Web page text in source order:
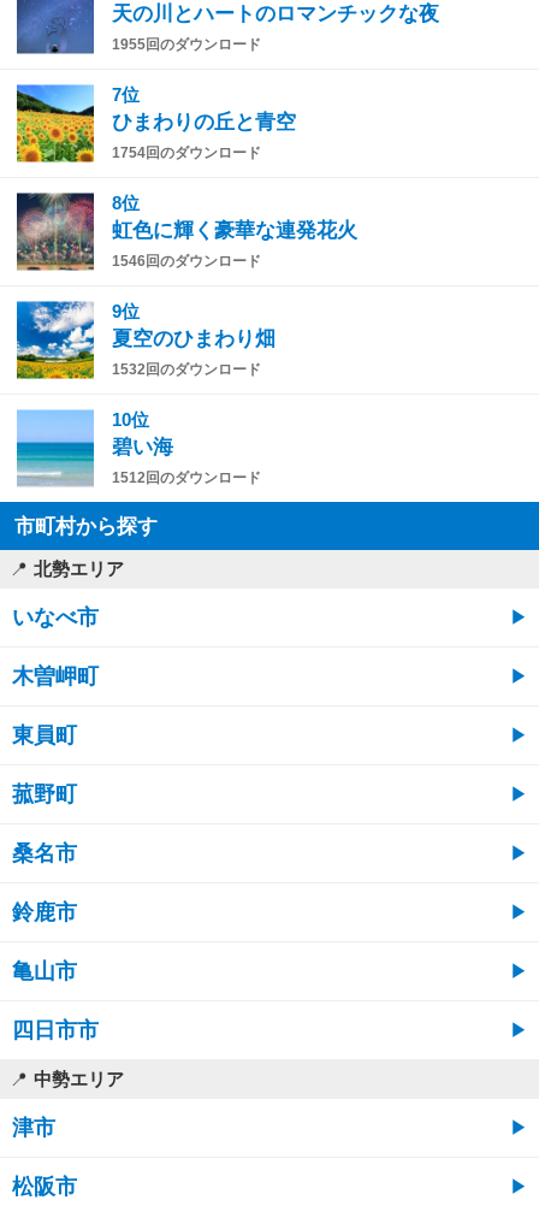
天の川とハートのロマンチックな夜
1955回のダウンロード
7位
ひまわりの丘と青空
1754回のダウンロード
8位
虹色に輝く豪華な連発花火
1546回のダウンロード
9位
夏空のひまわり畑
1532回のダウンロード
10位
碧い海
1512回のダウンロード
市町村から探す
北勢エリア
いなべ市
木曽岬町
東員町
菰野町
桑名市
鈴鹿市
亀山市
四日市市
中勢エリア
津市
松阪市